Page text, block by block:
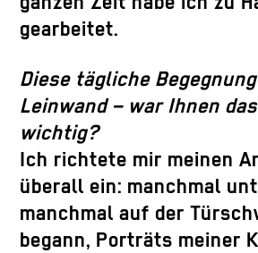
gearbeitet.
Diese tägliche
Leinwand – war Ihnen
wichtig?
Ich richtete mir meinen
überall ein: manchmal
manchmal auf der
begann, Porträts meiner